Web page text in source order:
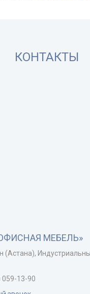
КОНТАКТЫ
МЕБЕЛЬ»
(Астана),
059-13-90